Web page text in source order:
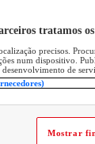
tratamos
precisos.
num dispositivo.
de
Mostrar